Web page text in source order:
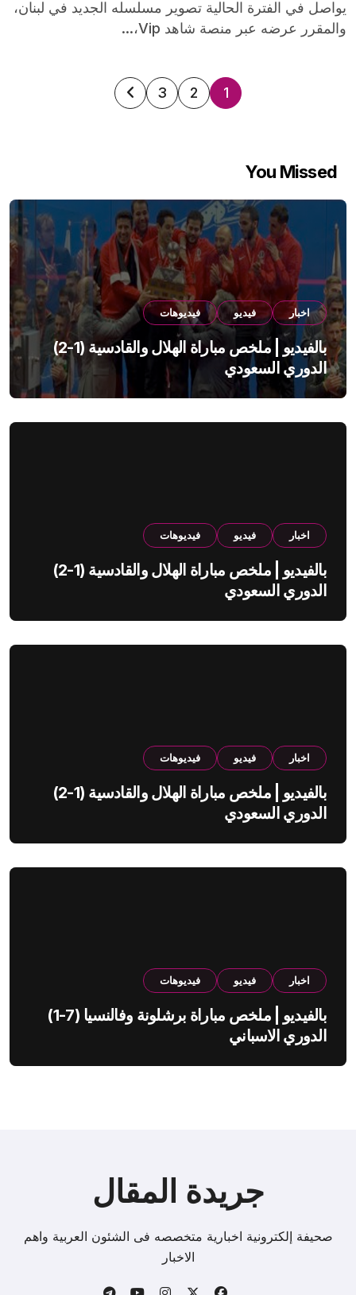
يواصل في الفترة الحالية تصوير مسلسله الجديد في لبنان،
والمقرر عرضه عبر منصة شاهد Vip،...
تعدد
1
2
3
You Missed
اخبار فيديو فيديوهات
بالفيديو | ملخص مباراة الهلال والقادسية (1-2)
الدوري السعودي
اخبار فيديو فيديوهات
بالفيديو | ملخص مباراة الهلال والقادسية (1-2)
الدوري السعودي
اخبار فيديو فيديوهات
بالفيديو | ملخص مباراة الهلال والقادسية (1-2)
الدوري السعودي
اخبار فيديو فيديوهات
بالفيديو | ملخص مباراة برشلونة وفالنسيا (7-1)
الدوري الاسباني
جريدة المقال
صحيفة إلكترونية اخبارية متخصصه فى الشئون العربية واهم
الاخبار